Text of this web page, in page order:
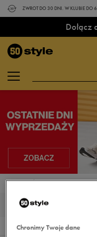
ZWROT DO 30 DNI. W KLUBIE DO
Dołącz
STRONA GŁÓWNA UBRANIA
0
Wyników
Chronimy Twoje dane